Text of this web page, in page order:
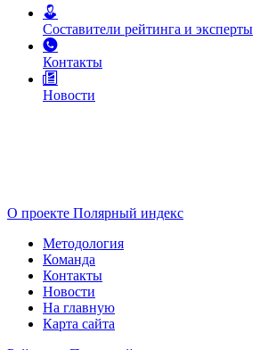
Составители рейтинга и эксперты
Контакты
Новости
О проекте Полярный индекс
Методология
Команда
Контакты
Новости
На главную
Карта сайта